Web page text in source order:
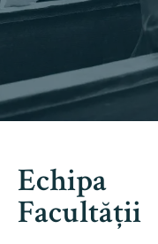
Echipa
Facultății